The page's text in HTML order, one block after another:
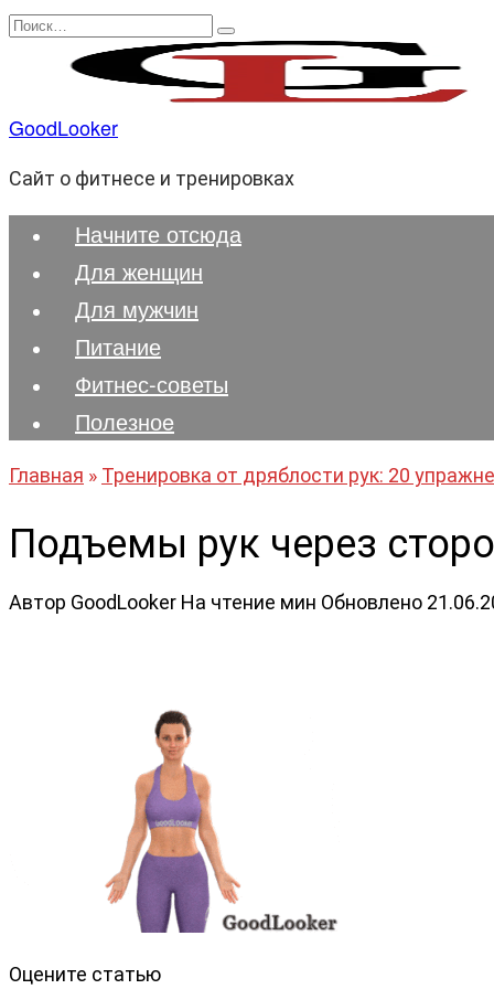
Перейти
содержанию
Search
GoodLooker
Сайт о фитнесе и тренировках
Начните отсюда
Для женщин
Для мужчин
Питание
Фитнес-советы
Полезноe
Главная » Тренировка от дряблости рук: 20
Подъемы рук через
Автор GoodLooker На чтение мин Обновлено
Оцените статью